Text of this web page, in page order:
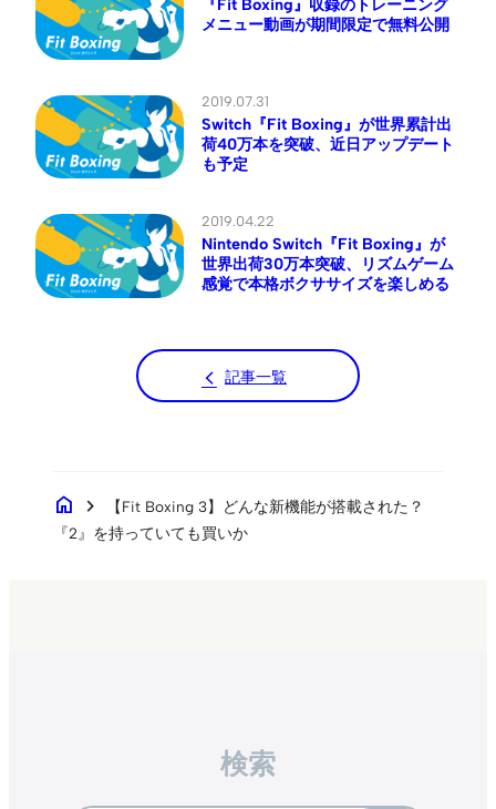
『Fit Boxing』収録のトレーニング
メニュー動画が期間限定で無料公開
2019.07.31
Switch『Fit Boxing』が世界累計出
荷40万本を突破、近日アップデート
も予定
2019.04.22
Nintendo Switch『Fit Boxing』が
世界出荷30万本突破、リズムゲーム
感覚で本格ボクササイズを楽しめる
記事一覧
home chevron_right
【Fit Boxing 3】どんな新機能が搭載された？
『2』を持っていても買いか
検索